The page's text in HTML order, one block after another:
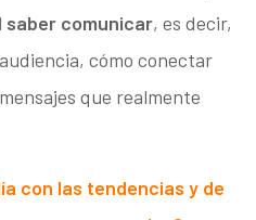
saber comunicar, es decir,
cómo conectar
que realmente
con las tendencias y de